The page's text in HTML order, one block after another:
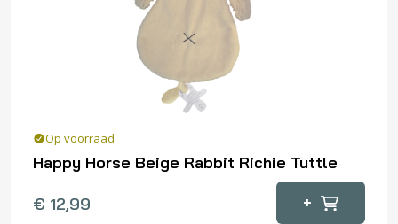
Op voorraad
Happy Horse Beige Rabbit Richie Tuttle
€ 12,99 +